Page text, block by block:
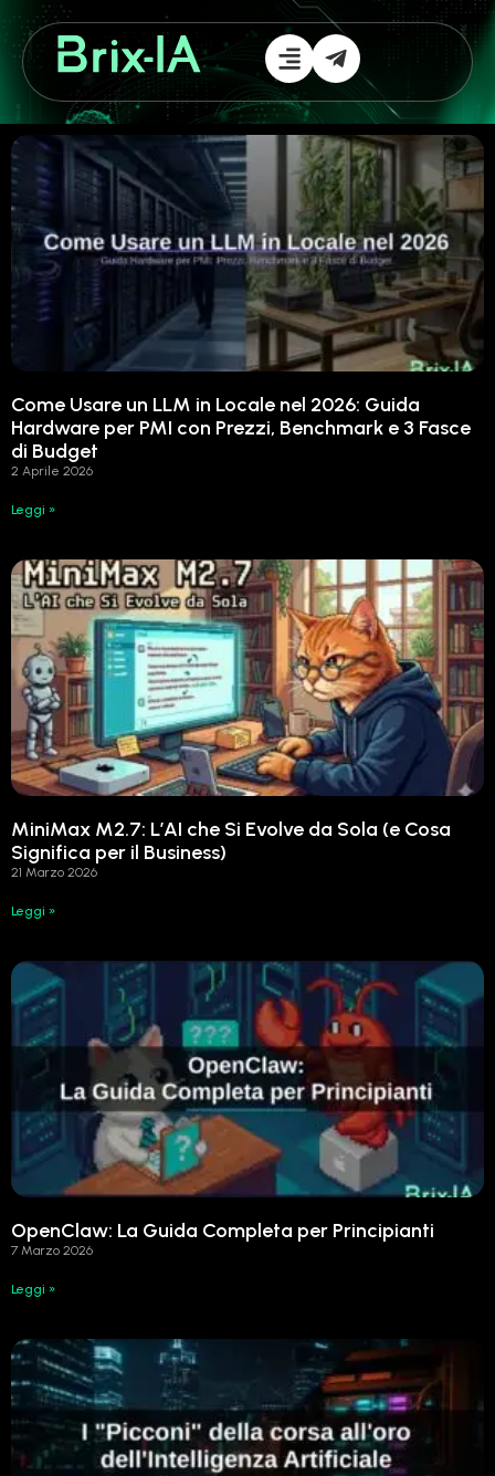
Come Usare un LLM in Locale nel 2026: Guida
Hardware per PMI con Prezzi, Benchmark e 3 Fasce
di Budget
2 Aprile 2026
Leggi »
MiniMax M2.7: L’AI che Si Evolve da Sola (e Cosa
Significa per il Business)
21 Marzo 2026
Leggi »
OpenClaw: La Guida Completa per Principianti
7 Marzo 2026
Leggi »